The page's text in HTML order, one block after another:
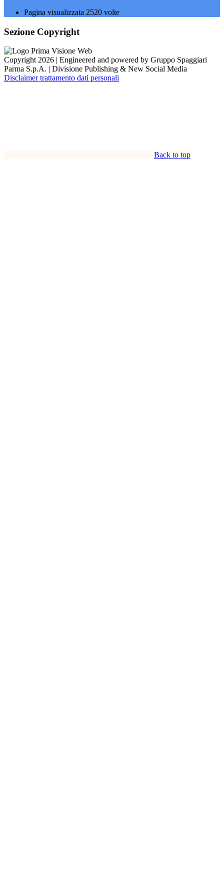
Pagina visualizzata 2520 volte
Sezione Copyright
Copyright 2026 | Engineered and powered by Gruppo Spaggiari
Parma S.p.A. | Divisione Publishing & New Social Media
Disclaimer trattamento dati personali
Back to top